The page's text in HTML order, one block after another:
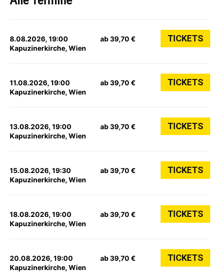
8.08.2026, 19:00
Kapuzinerkirche, Wien
ab 39,70 € TICKETS
11.08.2026, 19:00
Kapuzinerkirche, Wien
ab 39,70 € TICKETS
13.08.2026, 19:00
Kapuzinerkirche, Wien
ab 39,70 € TICKETS
15.08.2026, 19:30
Kapuzinerkirche, Wien
ab 39,70 € TICKETS
18.08.2026, 19:00
Kapuzinerkirche, Wien
ab 39,70 € TICKETS
20.08.2026, 19:00
Kapuzinerkirche, Wien
ab 39,70 € TICKETS